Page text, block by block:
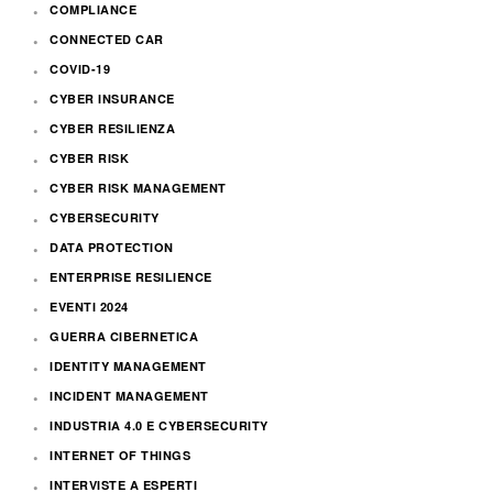
COMPLIANCE
CONNECTED CAR
COVID-19
CYBER INSURANCE
CYBER RESILIENZA
CYBER RISK
CYBER RISK MANAGEMENT
CYBERSECURITY
DATA PROTECTION
ENTERPRISE RESILIENCE
EVENTI 2024
GUERRA CIBERNETICA
IDENTITY MANAGEMENT
INCIDENT MANAGEMENT
INDUSTRIA 4.0 E CYBERSECURITY
INTERNET OF THINGS
INTERVISTE A ESPERTI